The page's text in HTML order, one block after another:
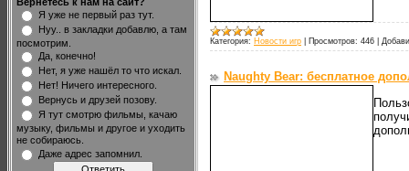
Я уже не первый раз тут.
Нуу.. в закладки добавлю, а там
посмотрим.
Да, конечно!
Нет, я уже нашёл то что искал.
Нет! Ничего интересного.
Вернусь и друзей позову.
Я тут смотрю фильмы, качаю
музыку, фильмы и другое и уходить
не собираюсь.
Даже адрес запомнил.
Категория: Новости игр Просмотров: 446
Naughty Bear: бесплатное